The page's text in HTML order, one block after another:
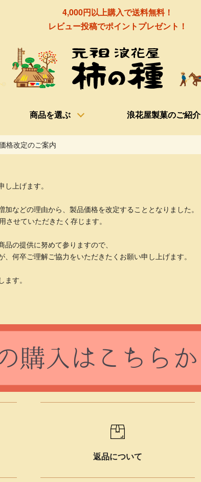
4,000円以上購入で送料無料！
レビュー投稿でポイントプレゼント！
商品を選ぶ 浪花屋製菓のご紹介
格改定のご案内
上げます。
などの理由から、製品価格を改定することとなりました。
せていただきたく存じます。
の提供に努めて参りますので、
何卒ご理解ご協力をいただきたくお願い申し上げます。
す。
返品について